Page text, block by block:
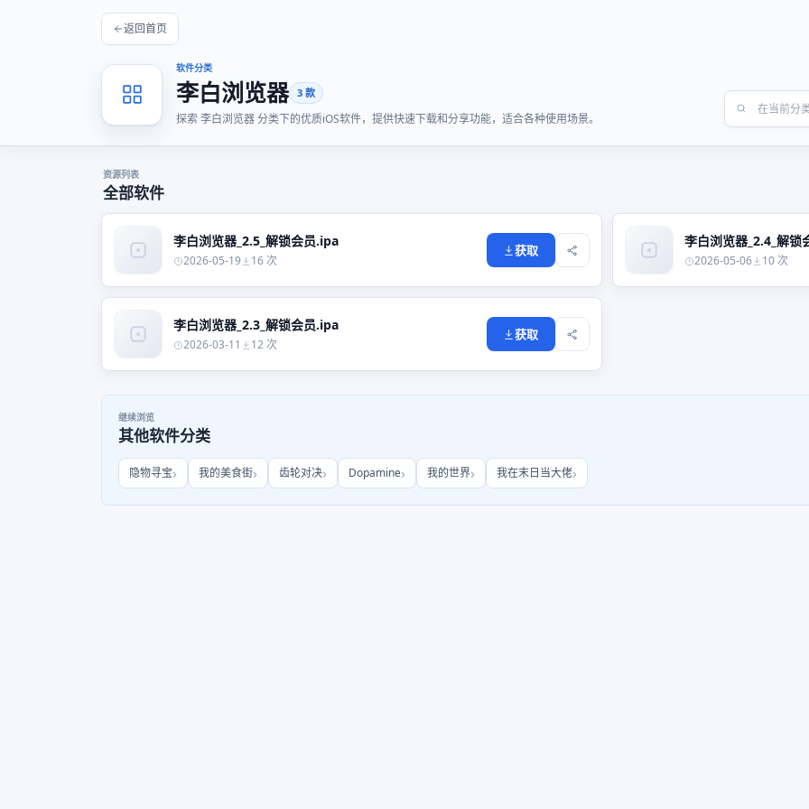
返回首页
软件分类
李白浏览器 3 款
探索 李白浏览器 分类下的优质iOS软件，提供快速下载和分享功能，适合各种使用场景。
资源列表
全部软件
李白浏览器_2.5_解锁会员.ipa
2026-05-19 16 次
获取
李白浏览器_2.4_解锁
2026-05-06 10 次
李白浏览器_2.3_解锁会员.ipa
2026-03-11 12 次
获取
继续浏览
其他软件分类
隐物寻宝 我的美食街 齿轮对决 Dopamine 我的世界 我在末日当大佬